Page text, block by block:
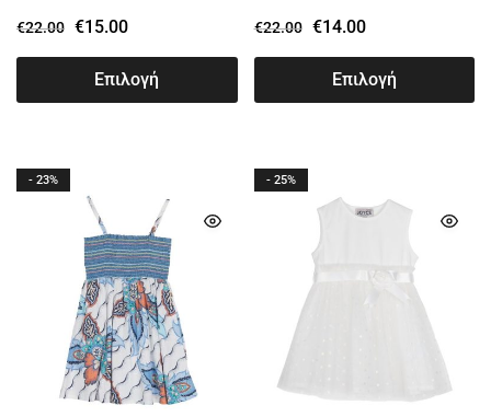
€22.00 €15.00
Επιλογή
€22.00 €14.00
Επιλογή
- 23% - 25%